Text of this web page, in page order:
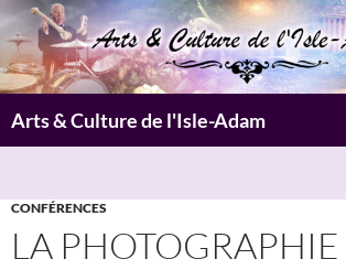
Aller
au
contenu
Arts & Culture de l'Isle-Adam
CONFÉRENCES
LA PHOTOGRAPHIE